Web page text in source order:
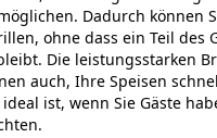
Dadurch können
ohne dass ein Teil des
Die leistungsstarken
auch, Ihre Speisen
ist, wenn Sie Gäste